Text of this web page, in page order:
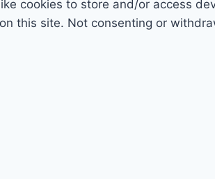
cookies to store and/or access
this site. Not consenting or